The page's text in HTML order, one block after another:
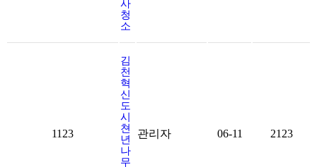
사
청
소
1123
김
천
혁
신
도
시
쳔
년
나
무
관리자 06-11 2123